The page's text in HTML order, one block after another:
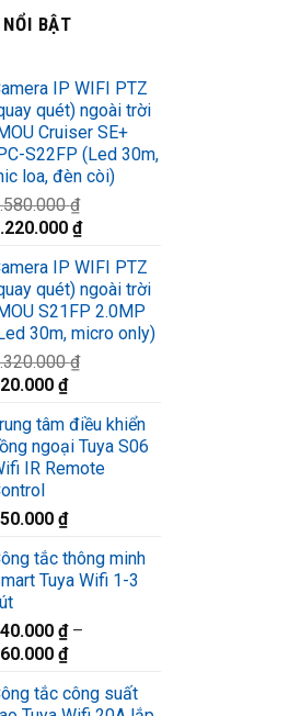
BẬT
IP WIFI PTZ
quét) ngoài trời
Cruiser SE+
S22FP (Led 30m,
loa, đèn còi)
₫
₫.
₫Giá
tại
là:
1.220.000 ₫.
IP WIFI PTZ
quét) ngoài trời
S21FP 2.0MP
30m, micro only)
₫
₫.
₫Giá
tại
là:
920.000 ₫.
tâm điều khiển
ngoại Tuya S06
IR Remote
₫
tắc thông minh
Tuya Wifi 1-3
₫–
₫
tắc công suất